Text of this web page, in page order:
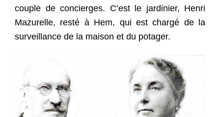
couple de concierges. C’est le jardinier, Henri
Mazurelle, resté à Hem, qui est chargé de la
surveillance de la maison et du potager.